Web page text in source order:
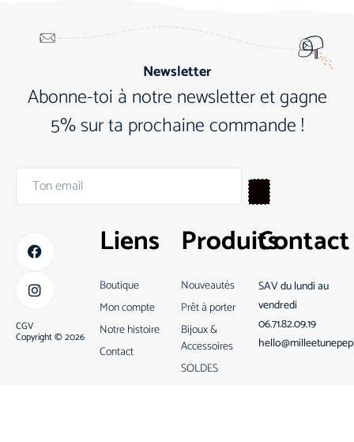
Newsletter
Abonne-toi à notre newsletter et gagne
5% sur ta prochaine commande !
CGV
Copyright © 2026
Liens
Boutique
Mon compte
Notre histoire
Contact
Produits
Nouveautés
Prêt à porter
Bijoux &
Accessoires
SOLDES
Contact
SAV du lundi au
vendredi
06.71.82.09.19